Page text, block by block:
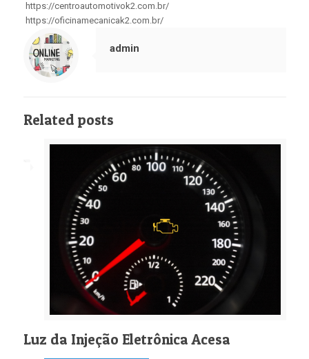
https://centroautomotivok2.com.br/
https://oficinamecanicak2.com.br/
admin
Related posts
Luz da Injeção Eletrônica Acesa